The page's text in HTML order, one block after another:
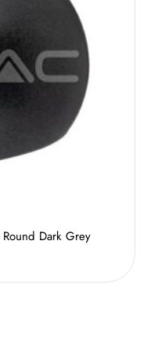
Dark Grey